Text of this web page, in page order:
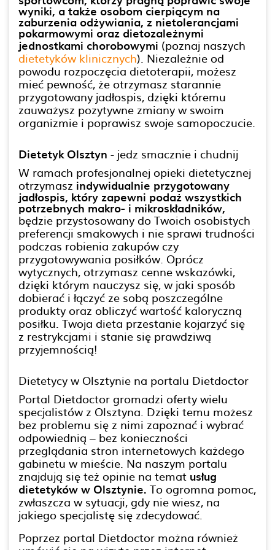
wyniki, a także osobom cierpiącym na
zaburzenia odżywiania, z nietolerancjami
pokarmowymi oraz dietozależnymi
jednostkami chorobowymi (poznaj naszych
dietetyków klinicznych). Niezależnie od
powodu rozpoczęcia dietoterapii, możesz
mieć pewność, że otrzymasz starannie
przygotowany jadłospis, dzięki któremu
zauważysz pozytywne zmiany w swoim
organizmie i poprawisz swoje samopoczucie.
Dietetyk Olsztyn - jedz smacznie i chudnij
W ramach profesjonalnej opieki dietetycznej
otrzymasz indywidualnie przygotowany
jadłospis, który zapewni podaż wszystkich
potrzebnych makro- i mikroskładników,
będzie przystosowany do Twoich osobistych
preferencji smakowych i nie sprawi trudności
podczas robienia zakupów czy
przygotowywania posiłków. Oprócz
wytycznych, otrzymasz cenne wskazówki,
dzięki którym nauczysz się, w jaki sposób
dobierać i łączyć ze sobą poszczególne
produkty oraz obliczyć wartość kaloryczną
posiłku. Twoja dieta przestanie kojarzyć się
z restrykcjami i stanie się prawdziwą
przyjemnością!
Dietetycy w Olsztynie na portalu Dietdoctor
Portal Dietdoctor gromadzi oferty wielu
specjalistów z Olsztyna. Dzięki temu możesz
bez problemu się z nimi zapoznać i wybrać
odpowiednią – bez konieczności
przeglądania stron internetowych każdego
gabinetu w mieście. Na naszym portalu
znajdują się też opinie na temat usług
dietetyków w Olsztynie. To ogromna pomoc,
zwłaszcza w sytuacji, gdy nie wiesz, na
jakiego specjalistę się zdecydować.
Poprzez portal Dietdoctor można również